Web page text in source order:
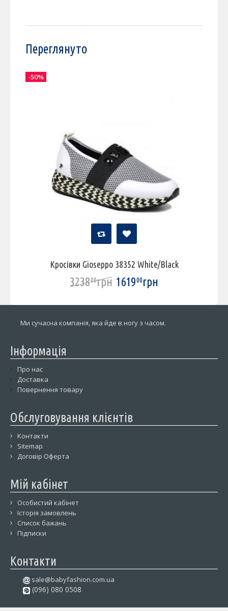
Переглянуто
Кросівки Gioseppo 38352 White/Black
323800грн 161900грн
-50%
Ми сучасна компанія, яка йде в ногу з часом.
Інформація
Про нас
Доставка
Повернення товару
Обслуговування клієнтів
Контакти
Sitemap
Договір Оферта
Мій кабінет
Особистий кабінет
Історія замовлень
Список бажань
Підписки
Контакти
sale@babyfashion.com.ua
(096) 080 0508